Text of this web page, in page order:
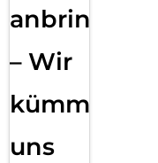
anbringen
– Wir
kümmern
uns